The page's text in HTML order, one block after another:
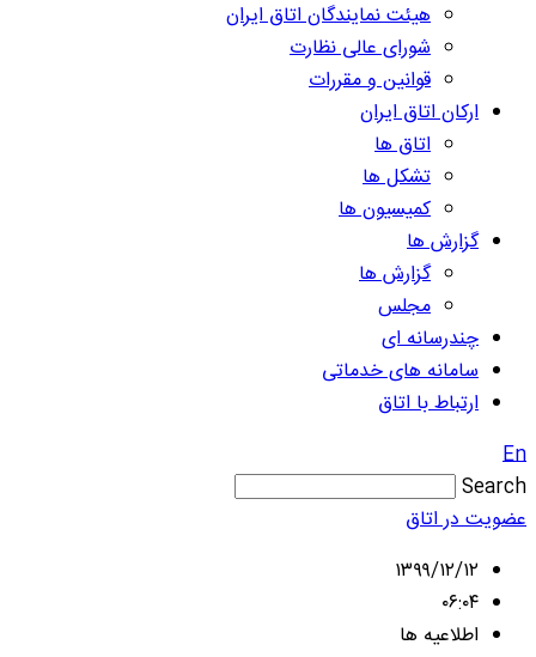
هیئت نمایندگان اتاق ایران
شورای عالی نظارت
قوانین و مقررات
ارکان اتاق ایران
اتاق ها
تشکل ها
کمیسیون ها
گزارش ها
گزارش ها
مجلس
چندرسانه ای
سامانه های خدماتی
ارتباط با اتاق
En
Search
عضویت در اتاق
۱۳۹۹/۱۲/۱۲
۰۶:۰۴
اطلاعیه ها